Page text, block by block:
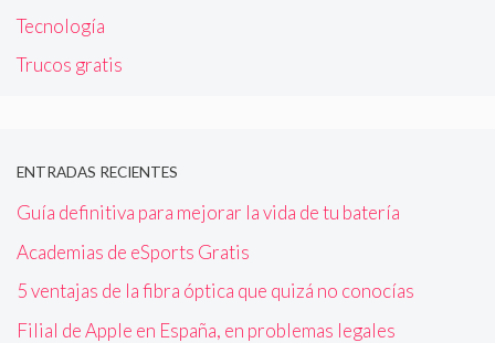
Tecnología
Trucos gratis
ENTRADAS RECIENTES
Guía definitiva para mejorar la vida de tu batería
Academias de eSports Gratis
5 ventajas de la fibra óptica que quizá no conocías
Filial de Apple en España, en problemas legales